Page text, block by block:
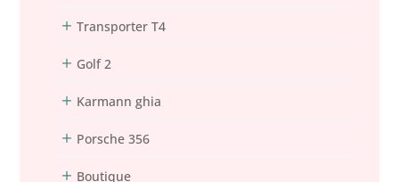
Transporter T4
Golf 2
Karmann ghia
Porsche 356
Boutique